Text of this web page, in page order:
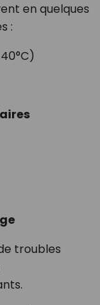
en quelques
:
troubles